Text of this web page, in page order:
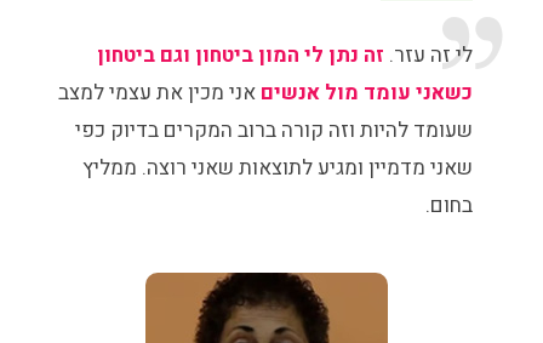
לי זה עזר. זה נתן לי המון ביטחון וגם ביטחון
כשאני עומד מול אנשים אני מכין את עצמי למצב
שעומד להיות וזה קורה ברוב המקרים בדיוק כפי
שאני מדמיין ומגיע לתוצאות שאני רוצה. ממליץ
בחום.